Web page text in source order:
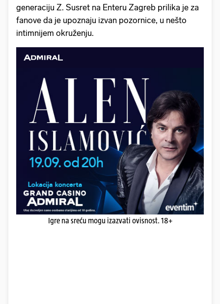
generaciju Z. Susret na Enteru Zagreb prilika je za
fanove da je upoznaju izvan pozornice, u nešto
intimnijem okruženju.
Igre na sreću mogu izazvati ovisnost. 18+